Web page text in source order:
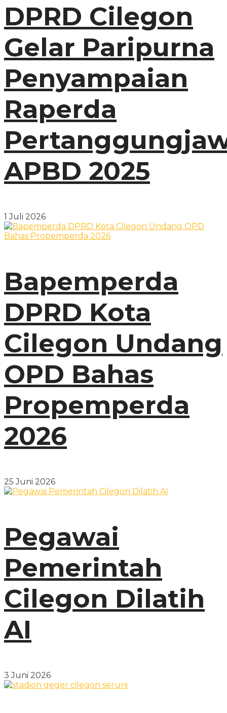
DPRD Cilegon
Gelar Paripurna
Penyampaian
Raperda
APBD 2025
1 Juli 2026
Bapemperda
DPRD Kota
Cilegon Undang
OPD Bahas
Propemperda
2026
25 Juni 2026
Pegawai
Pemerintah
Cilegon Dilatih
AI
3 Juni 2026